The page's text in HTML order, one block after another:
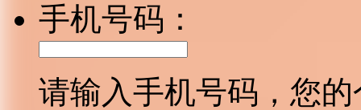
手机号码：
请输入手机号码，您